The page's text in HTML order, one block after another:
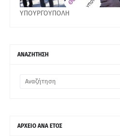
ΥΠΟΥΡΓΟΥΠΟΛΗ
ΑΝΑΖΗΤΗΣΗ
ΑΡΧΕΙΟ ΑΝΑ ΕΤΟΣ